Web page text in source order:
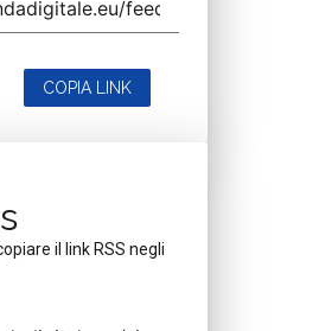
COPIA LINK
il link RSS negli